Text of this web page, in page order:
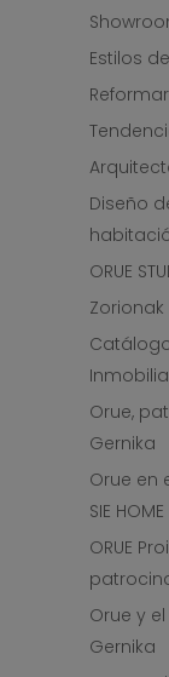
Estilos
Diseño
ORUE
Zorionak
Orue,
Gernika
Orue en
SIE
ORUE
Orue y
Gernika